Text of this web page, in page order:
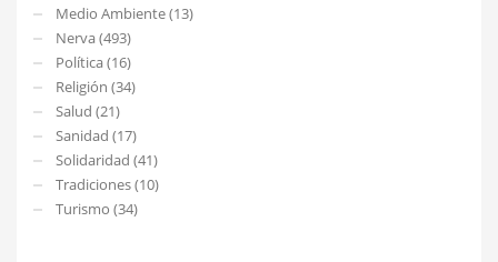
Medio Ambiente (13)
Nerva (493)
Política (16)
Religión (34)
Salud (21)
Sanidad (17)
Solidaridad (41)
Tradiciones (10)
Turismo (34)